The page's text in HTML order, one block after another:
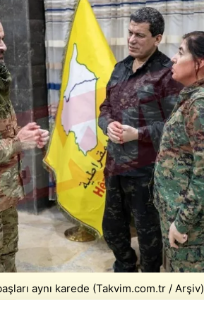
aynı karede (Takvim.com.tr / Arşiv)